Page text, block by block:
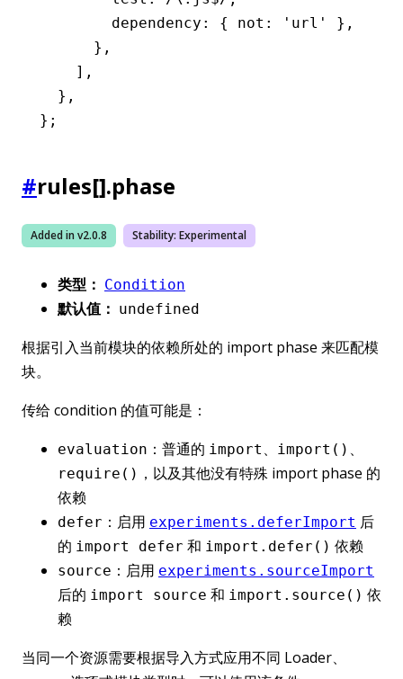
        dependency
: { not : 'url' } ,
      }
,
    ]
,
  }
,
};
#rules[].phase
Added in v2.0.8 Stability: Experimental
类型： Condition
默认值： undefined
根据引入当前模块的依赖所处的 import phase 来匹配模
块。
传给 condition 的值可能是：
evaluation ：普通的 import 、 import() 、
require() ，以及其他没有特殊 import phase 的
依赖
defer ：启用 experiments.deferImport 后
的 import defer 和 import.defer() 依赖
source ：启用 experiments.sourceImport
后的 import source 和 import.source() 依
赖
当同一个资源需要根据导入方式应用不同 Loader、